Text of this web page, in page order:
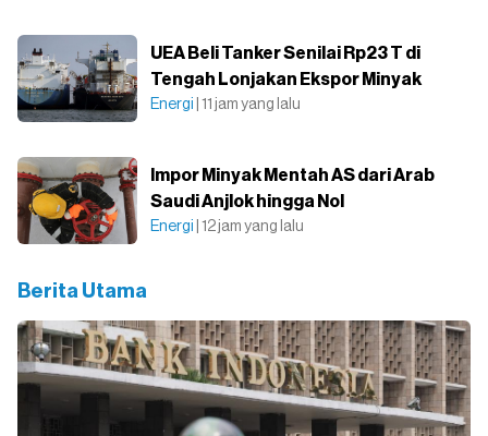
UEA Beli Tanker Senilai Rp23 T di
Tengah Lonjakan Ekspor Minyak
Energi | 11 jam yang lalu
Impor Minyak Mentah AS dari Arab
Saudi Anjlok hingga Nol
Energi | 12 jam yang lalu
Berita Utama